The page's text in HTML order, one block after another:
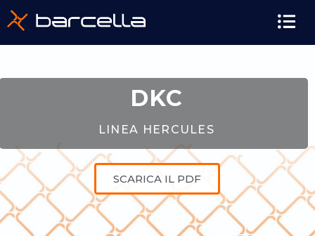
DKC
LINEA HERCULES
SCARICA IL PDF